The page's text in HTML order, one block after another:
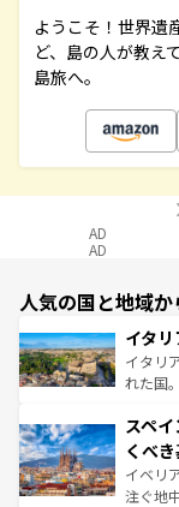
ようこそ！世界遺
ど、島の人が教え
島旅へ。
AD
AD
人気の国と地域か
イタリ
イタリ
れた国。
ろん、
景など
ピザや
できる
スペ
くべ
イベリ
注ぐ地